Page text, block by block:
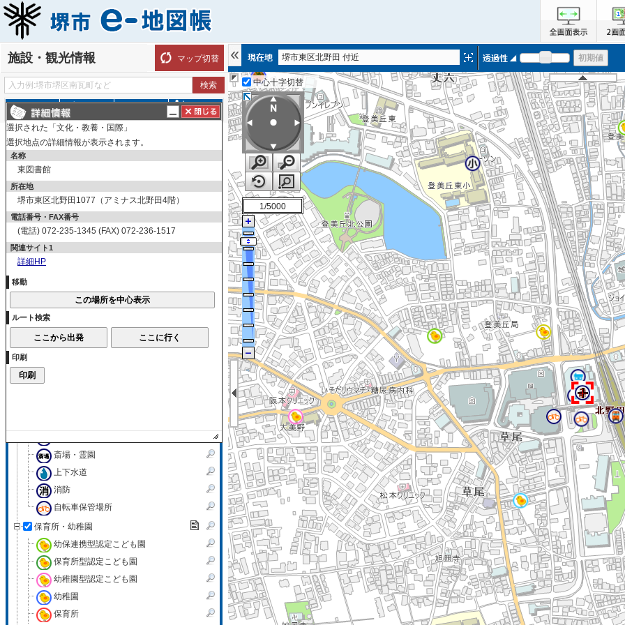
施設・観光情報 マップ切替
探す ルート
表示切替
文化・教養・国際
博物館
自然科学
図書館
青少年施設
広場
市民生活
斎場・霊園
上下水道
消防
自転車保管場所
保育所・幼稚園
幼保連携型認定こども園
保育所型認定こども園
幼稚園型認定こども園
幼稚園
保育所
堺市東区北野田 付近
中心十字切替
1/5000
選択された「文化・教養・国際」
選択地点の詳細情報が表示されます。
名称
東図書館
所在地
堺市東区北野田1077（アミナス北野田4階）
電話番号・FAX番号
(電話) 072-235-1345 (FAX) 072-236-1517
関連サイト1
詳細HP
移動
ルート検索
印刷